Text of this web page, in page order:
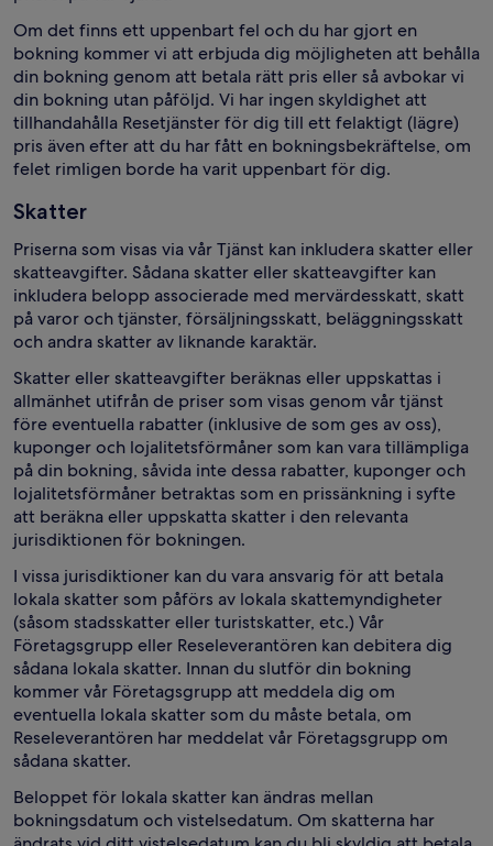
Om det finns ett uppenbart fel och du har gjort en
bokning kommer vi att erbjuda dig möjligheten att behålla
din bokning genom att betala rätt pris eller så avbokar vi
din bokning utan påföljd. Vi har ingen skyldighet att
tillhandahålla Resetjänster för dig till ett felaktigt (lägre)
pris även efter att du har fått en bokningsbekräftelse, om
felet rimligen borde ha varit uppenbart för dig.
Skatter
Priserna som visas via vår Tjänst kan inkludera skatter eller
skatteavgifter. Sådana skatter eller skatteavgifter kan
inkludera belopp associerade med mervärdesskatt, skatt
på varor och tjänster, försäljningsskatt, beläggningsskatt
och andra skatter av liknande karaktär.
Skatter eller skatteavgifter beräknas eller uppskattas i
allmänhet utifrån de priser som visas genom vår tjänst
före eventuella rabatter (inklusive de som ges av oss),
kuponger och lojalitetsförmåner som kan vara tillämpliga
på din bokning, såvida inte dessa rabatter, kuponger och
lojalitetsförmåner betraktas som en prissänkning i syfte
att beräkna eller uppskatta skatter i den relevanta
jurisdiktionen för bokningen.
I vissa jurisdiktioner kan du vara ansvarig för att betala
lokala skatter som påförs av lokala skattemyndigheter
(såsom stadsskatter eller turistskatter, etc.) Vår
Företagsgrupp eller Reseleverantören kan debitera dig
sådana lokala skatter. Innan du slutför din bokning
kommer vår Företagsgrupp att meddela dig om
eventuella lokala skatter som du måste betala, om
Reseleverantören har meddelat vår Företagsgrupp om
sådana skatter.
Beloppet för lokala skatter kan ändras mellan
bokningsdatum och vistelsedatum. Om skatterna har